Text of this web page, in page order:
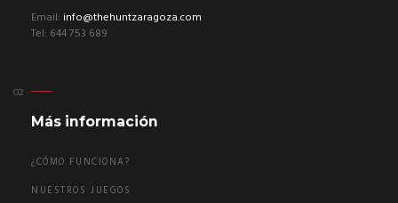
Email: info@thehuntzaragoza.com
Tel: 644 753 689
Más información
¿CÓMO FUNCIONA?
NUESTROS JUEGOS